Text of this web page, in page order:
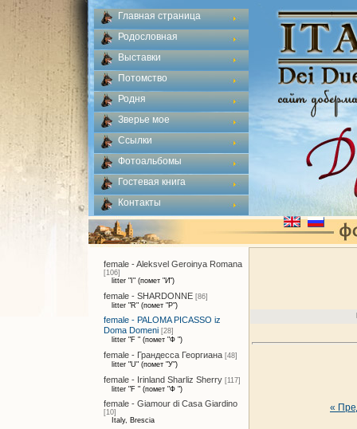
Главная страница
Родословная
Выставки
Потомство
Родня
Зверье мое
Ссылки
Фотоальбомы
Гостевая книга
Контакты
female - Aleksvel Geroinya Romana
[106]
litter "I" (помет "И")
female - SHARDONNE [86]
litter "R" (помет "Р")
female - PALOMA PICASSO iz
Doma Domeni [28]
litter "F " (помет "Ф ")
female - Грандесса Георгиана [48]
litter "U" (помет "У")
female - Irinland Sharliz Sherry [117]
litter "F " (помет "Ф ")
female - Giamour di Casa Giardino
[10]
Italy, Brescia
«